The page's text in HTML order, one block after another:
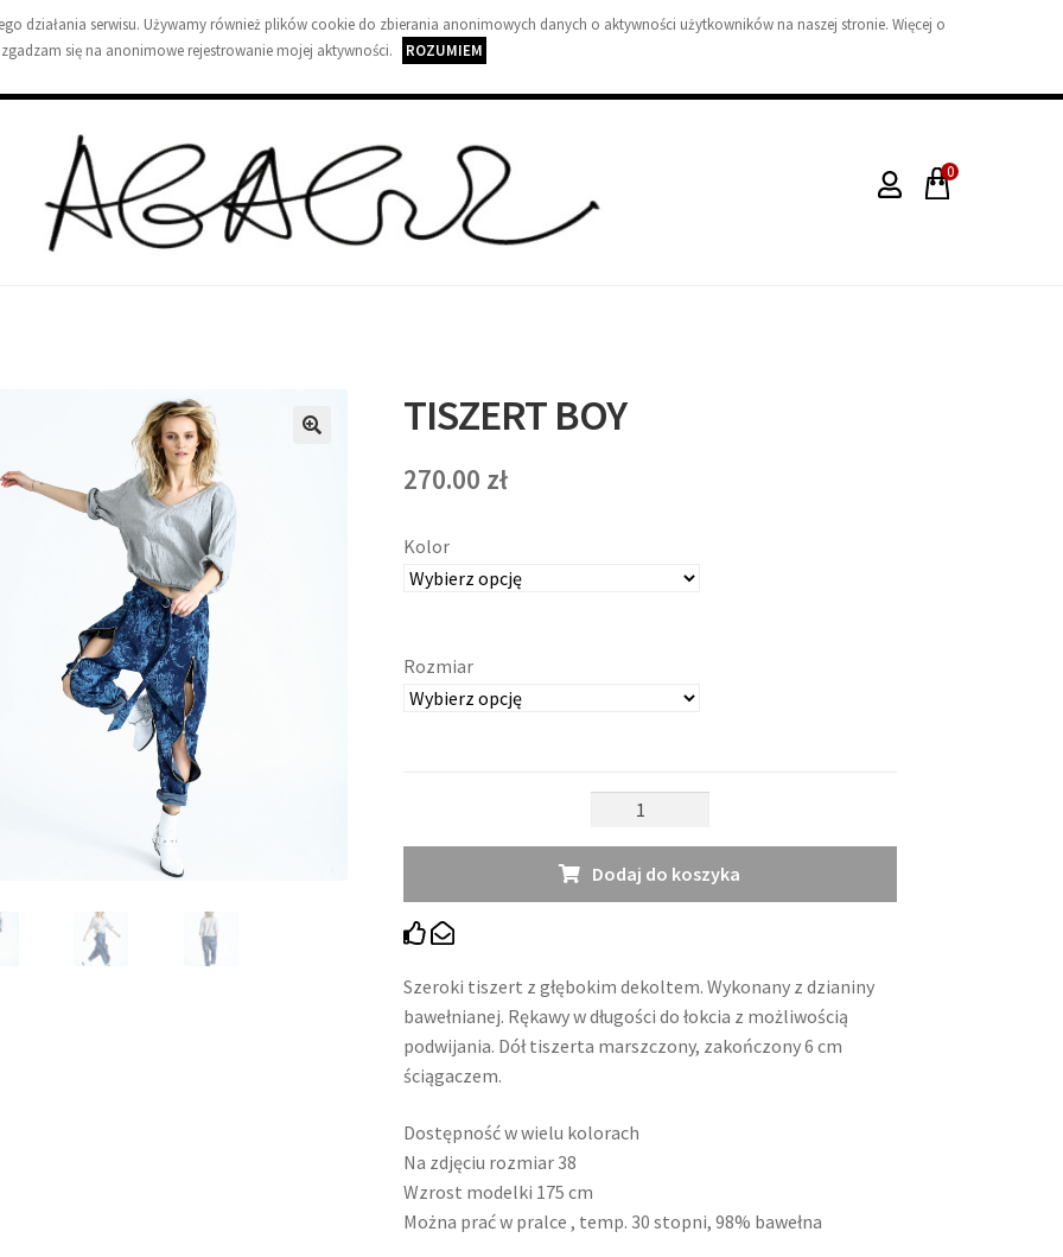
działania serwisu. Używamy również plików cookie do zbierania anonimowych danych o aktywności użytkowników na naszej stronie. Więcej o
się na anonimowe rejestrowanie mojej aktywności.
ROZUMIEM
A
U
0
TISZERT BOY
270.00 zł
Kolor
Rozmiar
Boy
Dodaj do koszyka
Szeroki tiszert z głębokim dekoltem. Wykonany z dzianiny
bawełnianej. Rękawy w długości do łokcia z możliwością
podwijania. Dół tiszerta marszczony, zakończony 6 cm
ściągaczem.
Dostępność w wielu kolorach
Na zdjęciu rozmiar 38
Wzrost modelki 175 cm
Można prać w pralce , temp. 30 stopni, 98% bawełna